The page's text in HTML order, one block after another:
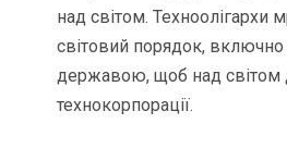
над світом. Техноолігархи
світовий порядок,
державою, щоб над світом
технокорпорації.